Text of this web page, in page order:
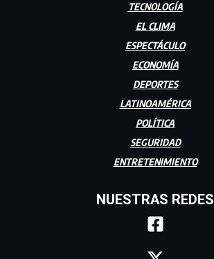
TECNOLOGÍA
EL CLIMA
ESPECTÁCULO
ECONOMÍA
DEPORTES
LATINOAMÉRICA
POLÍTICA
SEGURIDAD
ENTRETENIMIENTO
NUESTRAS REDES